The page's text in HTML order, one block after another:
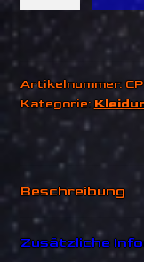
Hoodie
Artikelnummer:
Kategorie:
Beschreibung
Zusätzliche